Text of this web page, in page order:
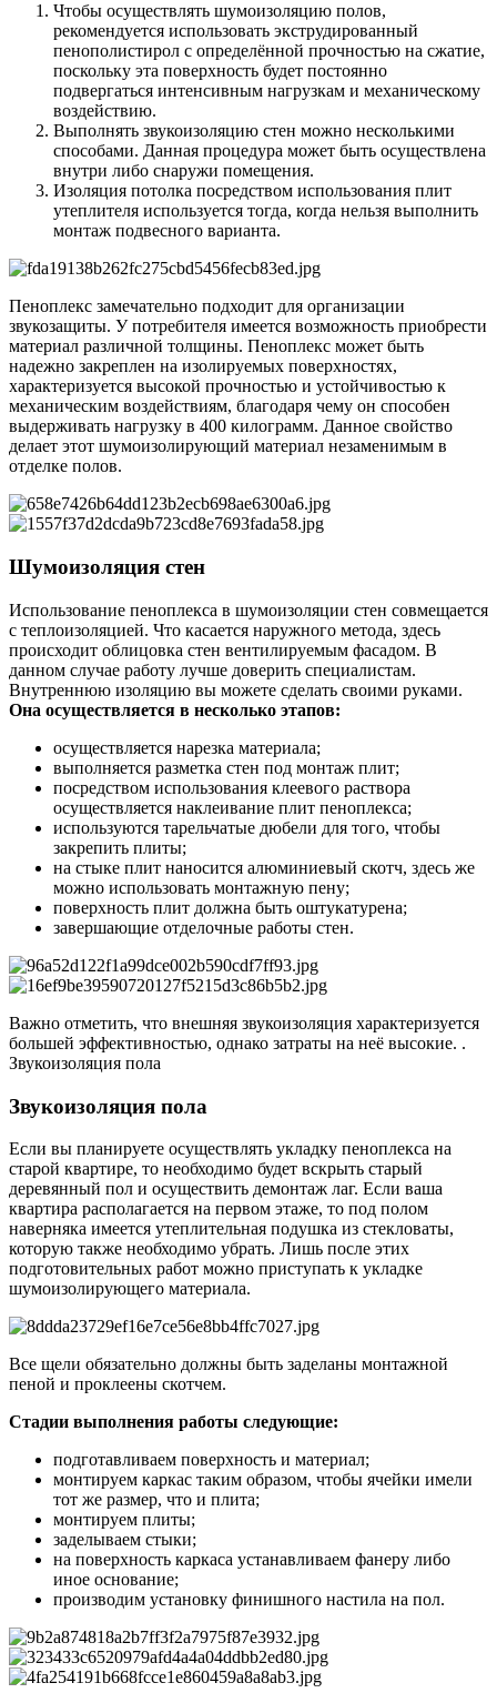
Чтобы осуществлять шумоизоляцию полов,
рекомендуется использовать экструдированный
пенополистирол с определённой прочностью на сжатие,
поскольку эта поверхность будет постоянно
подвергаться интенсивным нагрузкам и механическому
воздействию.
Выполнять звукоизоляцию стен можно несколькими
способами. Данная процедура может быть осуществлена
внутри либо снаружи помещения.
Изоляция потолка посредством использования плит
утеплителя используется тогда, когда нельзя выполнить
монтаж подвесного варианта.
Пеноплекс замечательно подходит для организации
звукозащиты. У потребителя имеется возможность приобрести
материал различной толщины. Пеноплекс может быть
надежно закреплен на изолируемых поверхностях,
характеризуется высокой прочностью и устойчивостью к
механическим воздействиям, благодаря чему он способен
выдерживать нагрузку в 400 килограмм. Данное свойство
делает этот шумоизолирующий материал незаменимым в
отделке полов.
Шумоизоляция стен
Использование пеноплекса в шумоизоляции стен совмещается
с теплоизоляцией. Что касается наружного метода, здесь
происходит облицовка стен вентилируемым фасадом. В
данном случае работу лучше доверить специалистам.
Внутреннюю изоляцию вы можете сделать своими руками.
Она осуществляется в несколько этапов:
осуществляется нарезка материала;
выполняется разметка стен под монтаж плит;
посредством использования клеевого раствора
осуществляется наклеивание плит пеноплекса;
используются тарельчатые дюбели для того, чтобы
закрепить плиты;
на стыке плит наносится алюминиевый скотч, здесь же
можно использовать монтажную пену;
поверхность плит должна быть оштукатурена;
завершающие отделочные работы стен.
Важно отметить, что внешняя звукоизоляция характеризуется
большей эффективностью, однако затраты на неё высокие. .
Звукоизоляция пола
Звукоизоляция пола
Если вы планируете осуществлять укладку пеноплекса на
старой квартире, то необходимо будет вскрыть старый
деревянный пол и осуществить демонтаж лаг. Если ваша
квартира располагается на первом этаже, то под полом
наверняка имеется утеплительная подушка из стекловаты,
которую также необходимо убрать. Лишь после этих
подготовительных работ можно приступать к укладке
шумоизолирующего материала.
Все щели обязательно должны быть заделаны монтажной
пеной и проклеены скотчем.
Стадии выполнения работы следующие:
подготавливаем поверхность и материал;
монтируем каркас таким образом, чтобы ячейки имели
тот же размер, что и плита;
монтируем плиты;
заделываем стыки;
на поверхность каркаса устанавливаем фанеру либо
иное основание;
производим установку финишного настила на пол.